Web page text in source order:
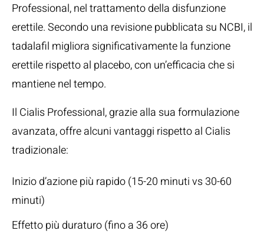
Professional, nel trattamento della disfunzione
erettile. Secondo una revisione pubblicata su NCBI, il
tadalafil migliora significativamente la funzione
erettile rispetto al placebo, con un’efficacia che si
mantiene nel tempo.
Il Cialis Professional, grazie alla sua formulazione
avanzata, offre alcuni vantaggi rispetto al Cialis
tradizionale:
Inizio d’azione più rapido (15-20 minuti vs 30-60
minuti)
Effetto più duraturo (fino a 36 ore)